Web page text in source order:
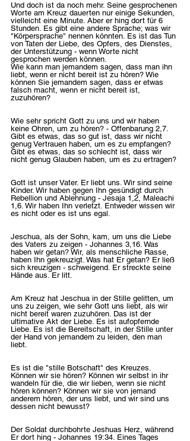
Und doch ist da noch mehr. Seine gesprochenen
Worte am Kreuz dauerten nur einige Sekunden,
vielleicht eine Minute. Aber er hing dort für 6
Stunden. Es gibt eine andere Sprache; was wir
"Körpersprache" nennen könnten. Es ist das Tun
von Taten der Liebe, des Opfers, des Dienstes,
der Unterstützung - wenn Worte nicht
gesprochen werden können.
Wie kann man jemandem sagen, dass man ihn
liebt, wenn er nicht bereit ist zu hören? Wie
können Sie jemandem sagen, dass er etwas
falsch macht, wenn er nicht bereit ist,
zuzuhören?
Wie sehr spricht Gott zu uns und wir haben
keine Ohren, um zu hören? - Offenbarung 2,7.
Gibt es etwas, das so gut ist, dass wir nicht
genug Vertrauen haben, um es zu empfangen?
Gibt es etwas, das so schlecht ist, dass wir
nicht genug Glauben haben, um es zu ertragen?
Gott ist unser Vater. Er liebt uns. Wir sind seine
Kinder. Wir haben gegen Ihn gesündigt durch
Rebellion und Ablehnung - Jesaja 1,2, Maleachi
1,6. Wir haben Ihn verletzt. Entweder wissen wir
es nicht oder es ist uns egal.
Jeschua, als der Sohn, kam, um uns die Liebe
des Vaters zu zeigen - Johannes 3,16. Was
haben wir getan? Wir, als menschliche Rasse,
haben Ihn gekreuzigt. Was hat Er getan? Er ließ
sich kreuzigen - schweigend. Er streckte seine
Hände aus. Er litt.
Am Kreuz hat Jeschua in der Stille gelitten, um
uns zu zeigen, wie sehr Gott uns liebt, als wir
nicht bereit waren zuzuhören. Das ist der
ultimative Akt der Liebe. Es ist aufopfernde
Liebe. Es ist die Bereitschaft, in der Stille unter
der Hand von jemandem zu leiden, den man
liebt.
Es ist die "stille Botschaft" des Kreuzes.
Können wir sie hören? Können wir selbst in ihr
wandeln für die, die wir lieben, wenn sie nicht
hören können? Können wir sie von jemand
anderem hören, der uns liebt, und wir sind uns
dessen nicht bewusst?
Der Soldat durchbohrte Jeshuas Herz, während
Er dort hing - Johannes 19:34. Eines Tages